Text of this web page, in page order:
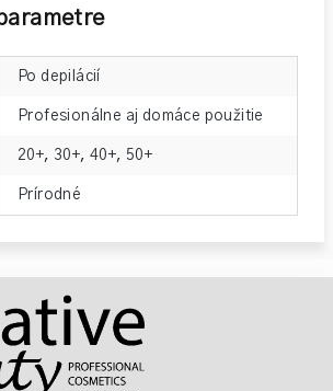
Po depilácií
Profesionálne aj domáce použitie
20+, 30+,40+, 50+
Prírodné